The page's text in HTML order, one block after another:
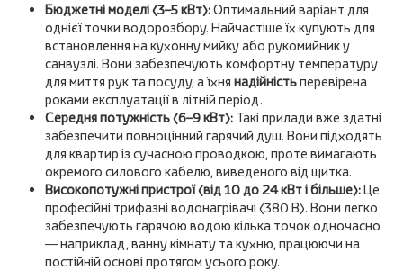
Бюджетні моделі (3–5 кВт):Оптимальний варіант для
однієї точки водорозбору. Найчастіше їх купують для
встановлення на кухонну мийку або рукомийник у
санвузлі. Вони забезпечують комфортну температуру
для миття рук та посуду, а їхня надійністьперевірена
роками експлуатації в літній період.
Середня потужність (6–9 кВт): Такі прилади вже здатні
забезпечити повноцінний гарячий душ. Вони підходять
для квартир із сучасною проводкою, проте вимагають
окремого силового кабелю, виведеного від щитка.
Високопотужні пристрої (від 10 до 24 кВт і більше):Це
професійні трифазні водонагрівачі (380 В). Вони легко
забезпечують гарячою водою кілька точок одночасно
— наприклад, ванну кімнату та кухню, працюючи на
постійній основі протягом усього року.